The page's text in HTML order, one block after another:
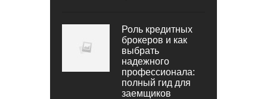
Роль кредитных
брокеров и как
выбрать
надежного
профессионала:
полный гид для
заемщиков